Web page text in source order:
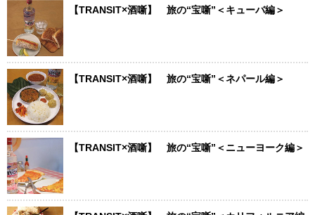
【TRANSIT×酒噺】 旅の“宝噺”＜キューバ編＞
【TRANSIT×酒噺】 旅の“宝噺”＜ネパール編＞
【TRANSIT×酒噺】 旅の“宝噺”＜ニューヨーク編＞